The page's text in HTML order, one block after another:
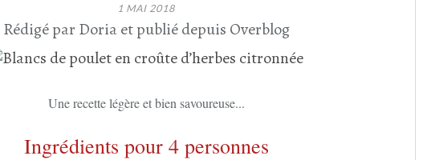
1 MAI 2018
Rédigé par Doria et publié depuis Overblog
Une recette légère et bien savoureuse...
Ingrédients pour 4 personnes